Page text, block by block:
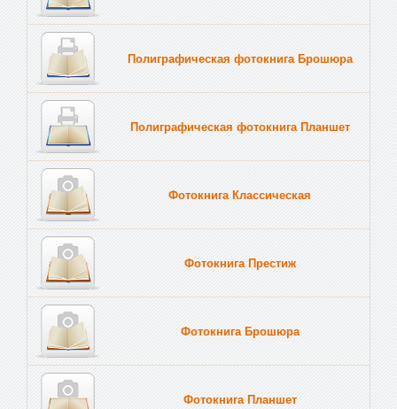
Полиграфическая фотокнига Брошюра
Полиграфическая фотокнига Планшет
Фотокнига Классическая
Фотокнига Престиж
Фотокнига Брошюра
Фотокнига Планшет